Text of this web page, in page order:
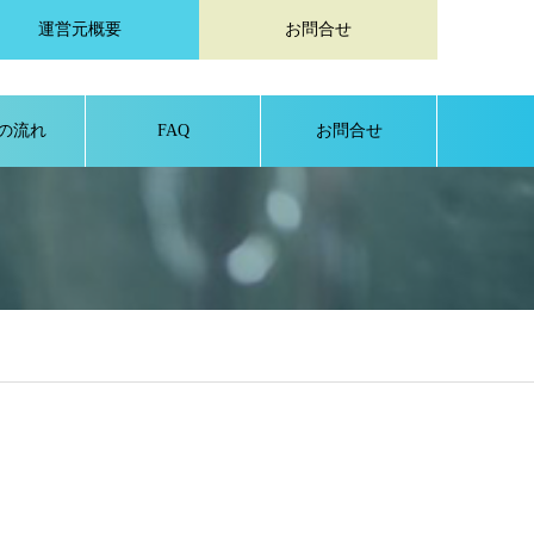
運営元概要 お問合せ
流れ FAQ お問合せ